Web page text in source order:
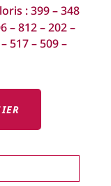
: 399 – 348
– 812 – 202 –
517 – 509 –